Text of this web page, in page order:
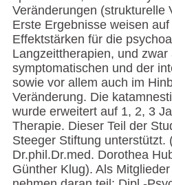
Veränderungen (strukturelle
Erste Ergebnisse weisen
Effektstärken für die
Langzeittherapien, und zwar
symptomatischen und der
sowie vor allem auch im
Veränderung. Die
wurde erweitert auf 1, 2, 3
Therapie. Dieser Teil der
Steeger Stiftung unterstützt.
Dr.phil.Dr.med. Dorothea
Günther Klug). Als